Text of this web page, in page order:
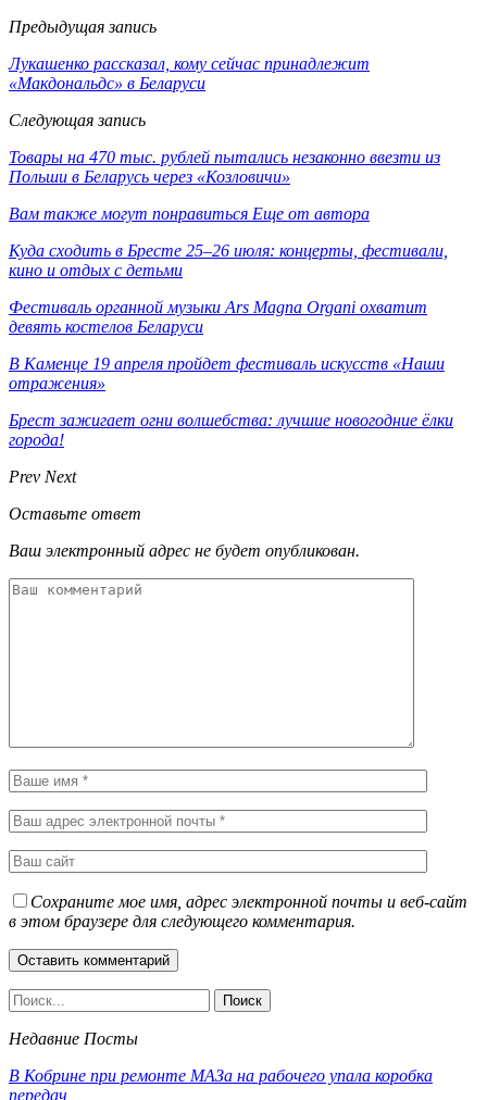
Предыдущая запись
Лукашенко рассказал, кому сейчас принадлежит
«Макдональдс» в Беларуси
Следующая запись
Товары на 470 тыс. рублей пытались незаконно ввезти из
Польши в Беларусь через «Козловичи»
Вам также могут понравиться Еще от автора
Куда сходить в Бресте 25–26 июля: концерты, фестивали,
кино и отдых с детьми
Фестиваль органной музыки Ars Magna Organi охватит
девять костелов Беларуси
В Каменце 19 апреля пройдет фестиваль искусств «Наши
отражения»
Брест зажигает огни волшебства: лучшие новогодние ёлки
города!
Prev Next
Оставьте ответ
Ваш электронный адрес не будет опубликован.
Сохраните мое имя, адрес электронной почты и веб-сайт
в этом браузере для следующего комментария.
Недавние Посты
В Кобрине при ремонте МАЗа на рабочего упала коробка
передач